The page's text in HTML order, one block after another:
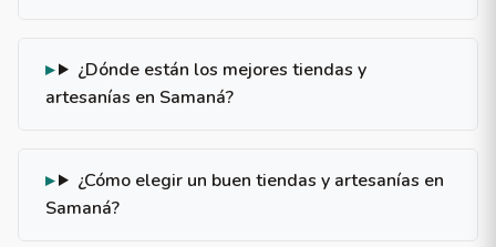
¿Dónde están los mejores tiendas y
artesanías en Samaná?
¿Cómo elegir un buen tiendas y artesanías en
Samaná?